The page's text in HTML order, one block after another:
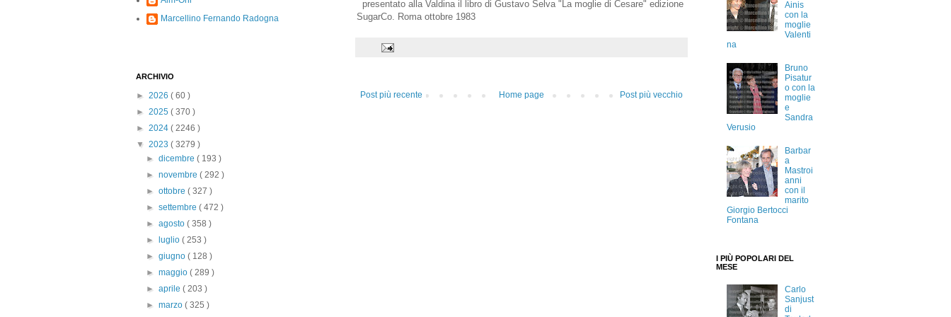
presentato alla Valdina il libro di Gustavo Selva "La moglie di Cesare" edizione
SugarCo. Roma ottobre 1983
Post più recente Post più vecchio
Home page
Marcellino Fernando Radogna
ARCHIVIO
► 2026 ( 60 )
► 2025 ( 370 )
► 2024 ( 2246 )
▼ 2023 ( 3279 )
►dicembre( 193 )
►novembre( 292 )
►ottobre( 327 )
►settembre( 472 )
►agosto( 358 )
►
luglio( 253 )
►giugno( 128 )
►maggio( 289 )
►aprile( 203 )
►marzo( 325 )
Ainis
con la
moglie
Valenti
na
Bruno
Pisatur
o con la
moglie
e
Sandra
Verusio
Barbar
a
Mastroi
anni
con il
marito
Giorgio Bertocci
Fontana
I PIÙ POPOLARI DEL
MESE
Carlo
Sanjust
di